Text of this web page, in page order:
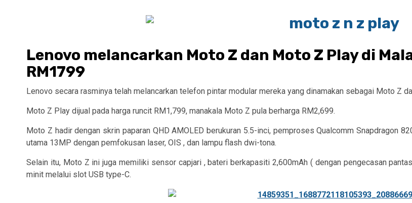
Lenovo melancarkan Moto Z dan Moto Z Play di
RM1799
Lenovo secara rasminya telah melancarkan telefon pintar modular mereka yang dinamakan sebagai Moto Z
Moto Z Play dijual pada harga runcit RM1,799, manakala Moto Z pula berharga RM2,699.
Moto Z hadir dengan skrin paparan QHD AMOLED berukuran 5.5-inci, pemproses Qualcomm Snapdragon
utama 13MP dengan pemfokusan laser, OIS , dan lampu flash dwi-tona.
Selain itu, Moto Z ini juga memiliki sensor capjari , bateri berkapasiti 2,600mAh ( dengan pengecasan
minit melalui slot USB type-C.